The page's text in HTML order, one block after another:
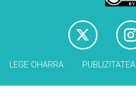
LEGE OHARRA PUBLIZITATEA